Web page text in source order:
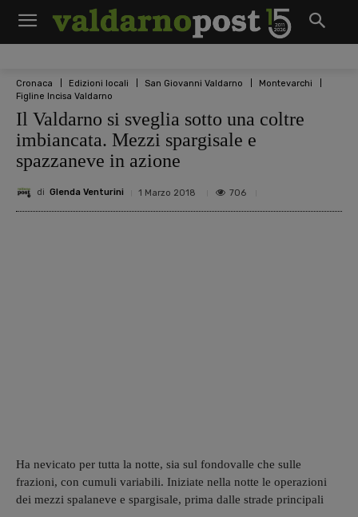
Cronaca Edizioni locali San Giovanni Valdarno
Montevarchi
Figline Incisa Valdarno
Il Valdarno si sveglia sotto una coltre
imbiancata. Mezzi spargisale e
spazzaneve in azione
di Glenda Venturini 1 Marzo 2018 706
Ha nevicato per tutta la notte, sia sul fondovalle che sulle
frazioni, con cumuli variabili. Iniziate nella notte le operazioni
dei mezzi spalaneve e spargisale, prima dalle strade principali